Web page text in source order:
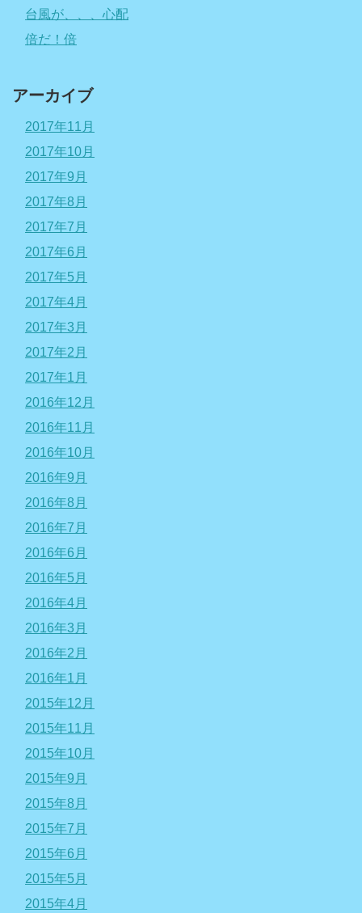
台風が、、、心配
倍だ！倍
アーカイブ
2017年11月
2017年10月
2017年9月
2017年8月
2017年7月
2017年6月
2017年5月
2017年4月
2017年3月
2017年2月
2017年1月
2016年12月
2016年11月
2016年10月
2016年9月
2016年8月
2016年7月
2016年6月
2016年5月
2016年4月
2016年3月
2016年2月
2016年1月
2015年12月
2015年11月
2015年10月
2015年9月
2015年8月
2015年7月
2015年6月
2015年5月
2015年4月